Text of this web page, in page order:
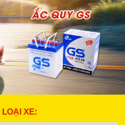
XE: